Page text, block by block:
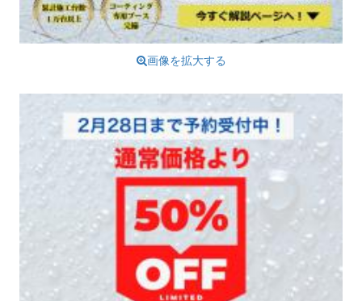
画像を拡大する